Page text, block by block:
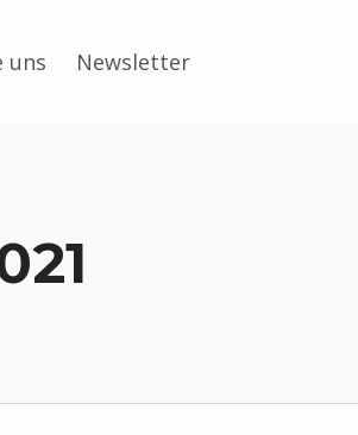
uns Newsletter